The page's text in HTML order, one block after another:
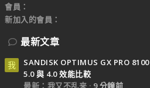
會員
新加入的會員
最新文章
我
SANDISK OPTIMUS GX PRO
5.0 與 4.0 效能比較
最新：我又不乱来
9 分鐘前